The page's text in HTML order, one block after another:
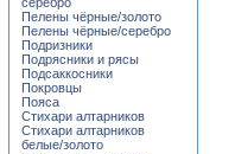
Пелены чёрные/золото
Пелены чёрные/серебро
Подризники
Подрясники и рясы
Подсаккосники
Покровцы
Пояса
Стихари алтарников
Стихари алтарников
белые/золото